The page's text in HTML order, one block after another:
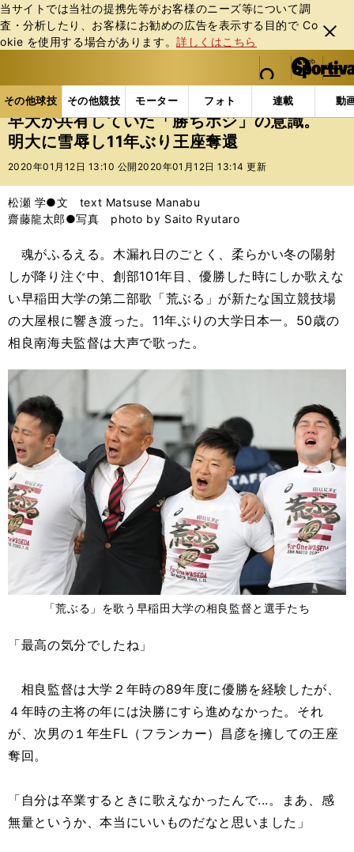
当サイトでは当社の提携先等がお客様のニーズ等について調
査・分析したり、お客様にお勧めの広告を表⽰する⽬的で Co
okie を使⽤する場合があります。詳しくはこちら
閉じ
る
web Sportiva (webスポルティーバ)
検索
マイペ
ー
ジ
メニュ
その他球技 その他競技 モーター フォト 連載 動
ス
ポ
ル
バ
その他球技の記事一覧 ラグビー 早大が共有してい
早大が共有していた「勝ちポジ」の意識。
明大に雪辱し11年ぶり王座奪還
2020年01月12日 13:10 公開 2020年01月12日 13:14 更新
松瀬 学●文 text Matsuse Manabu
齋藤龍太郎●写真 photo by Saito Ryutaro
魂がふるえる。木漏れ日のごとく、柔らかい冬の陽射
しが降り注ぐ中、創部101年目、優勝した時にしか歌えな
い早稲田大学の第二部歌「荒ぶる」が新たな国立競技場
の大屋根に響き渡った。11年ぶりの大学日本一。50歳の
相良南海夫監督は大声で歌った。
「荒ぶる」を歌う早稲田大学の相良監督と選手たち
「最高の気分でしたね」
相良監督は大学２年時の89年度に優勝を経験したが、
４年時の主将の年には決勝にすら進めなかった。それ
が、次男の１年生FL（フランカー）昌彦を擁しての王座
奪回。
「自分は卒業するときに歌えなかったんで...。まあ、感
無量というか、本当にいいものだなと思いました」